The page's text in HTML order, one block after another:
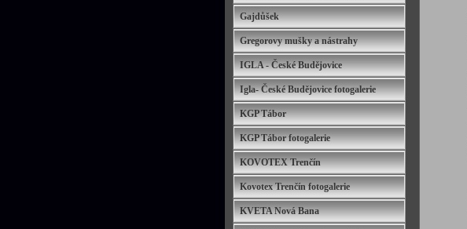
Gajdůšek
Gregorovy mušky a nástrahy
IGLA - České Budějovice
Igla- České Budějovice fotogalerie
KGP Tábor
KGP Tábor fotogalerie
KOVOTEX Trenčín
Kovotex Trenčín fotogalerie
KVETA Nová Bana